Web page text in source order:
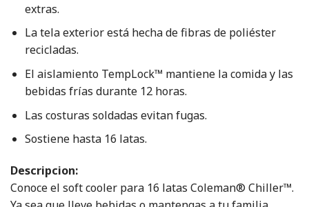
extras.
La tela exterior está hecha de fibras de poliéster
recicladas.
El aislamiento TempLock™ mantiene la comida y las
bebidas frías durante 12 horas.
Las costuras soldadas evitan fugas.
Sostiene hasta 16 latas.
Descripcion:
Conoce el soft cooler para 16 latas Coleman® Chiller™.